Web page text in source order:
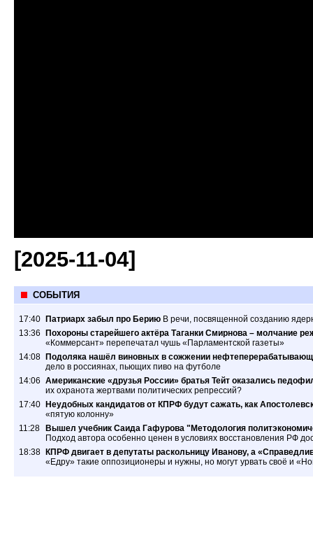
[2025-11-04]
СОБЫТИЯ
17:40 Патриарх забыл про Берию В речи, посвященной созданию
13:36 Похороны старейшего актёра Таганки Смирнова – молчание
«Коммерсант» перепечатал чушь «Парламентской газеты»
14:08 Подоляка нашёл виновных в сожжении
дело в россиянах, пьющих пиво на футболе
14:06 Американские «друзья России» братья Тейт оказались
их охранота жертвами политических репрессий?
17:40 Неудобных кандидатов от КПРФ будут сажать, как
«пятую колонну»
11:28 Вышел учебник Саида Гафурова "Методология
Подход автора особенно ценен в условиях восстановления РФ
18:38 КПРФ двигает в депутаты раскольницу Иванову, а
«Едру» такие оппозиционеры и нужны, но могут урвать своё и